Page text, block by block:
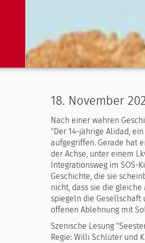
18. November
Nach einer wahren
"Der 14-jährige Alidad,
aufgegriffen. Gerade hat
der Achse, unter einem
Integrationsweg im SOS-
Geschichte, die sie
nicht, dass sie die
spiegeln die Gesellschaft
offenen Ablehnung mit
Szenische Lesung
Regie: Willi Schlüter und